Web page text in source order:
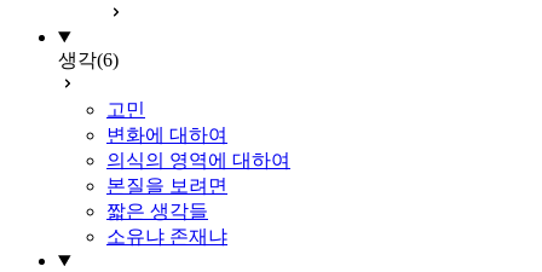
생각(6)
고민
변화에 대하여
의식의 영역에 대하여
본질을 보려면
짧은 생각들
소유냐 존재냐